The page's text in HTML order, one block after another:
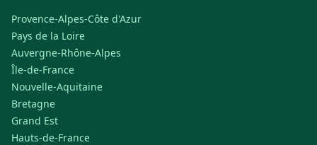
Provence-Alpes-Côte d'Azur
Pays de la Loire
Auvergne-Rhône-Alpes
Île-de-France
Nouvelle-Aquitaine
Bretagne
Grand Est
Hauts-de-France